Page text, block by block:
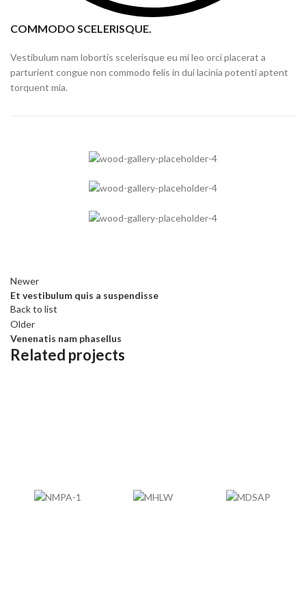
COMMODO SCELERISQUE.
Vestibulum nam lobortis scelerisque eu mi leo orci placerat a
parturient congue non commodo felis in dui lacinia potenti aptent
torquent mia.
Newer
Et vestibulum quis a suspendisse
Back to list
Older
Venenatis nam phasellus
Related projects